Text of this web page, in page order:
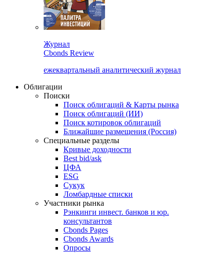
Журнал
Cbonds Review
ежеквартальный аналитический журнал
Облигации
Поиски
Поиск облигаций & Карты рынка
Поиск облигаций (ИИ)
Поиск котировок облигаций
Ближайшие размещения (Россия)
Специальные разделы
Кривые доходности
Best bid/ask
ЦФА
ESG
Сукук
Ломбардные списки
Участники рынка
Рэнкинги инвест. банков и юр.
консультантов
Cbonds Pages
Cbonds Awards
Опросы